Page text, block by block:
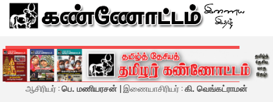
கண்ணோட்டம் - இணைய இதழ்
ஆசிரியர் :பெ. மணியரசன் | இணையாசிரியர் :கி. வெங்கட்ராமன்